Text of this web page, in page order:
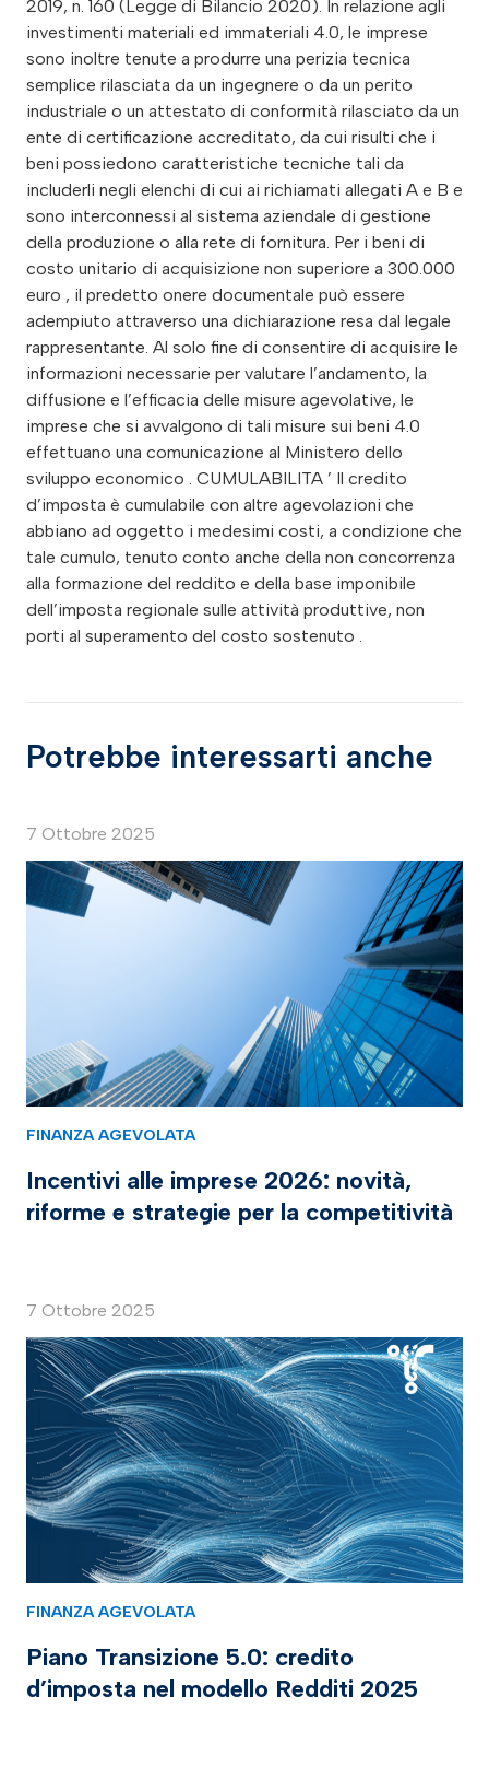
2019, n. 160 (Legge di Bilancio 2020). In relazione agli
investimenti materiali ed immateriali 4.0, le imprese
sono inoltre tenute a produrre una perizia tecnica
semplice rilasciata da un ingegnere o da un perito
industriale o un attestato di conformità rilasciato da un
ente di certificazione accreditato, da cui risulti che i
beni possiedono caratteristiche tecniche tali da
includerli negli elenchi di cui ai richiamati allegati A e B e
sono interconnessi al sistema aziendale di gestione
della produzione o alla rete di fornitura. Per i beni di
costo unitario di acquisizione non superiore a 300.000
euro , il predetto onere documentale può essere
adempiuto attraverso una dichiarazione resa dal legale
rappresentante. Al solo fine di consentire di acquisire le
informazioni necessarie per valutare l’andamento, la
diffusione e l’efficacia delle misure agevolative, le
imprese che si avvalgono di tali misure sui beni 4.0
effettuano una comunicazione al Ministero dello
sviluppo economico . CUMULABILITA ’ Il credito
d’imposta è cumulabile con altre agevolazioni che
abbiano ad oggetto i medesimi costi, a condizione che
tale cumulo, tenuto conto anche della non concorrenza
alla formazione del reddito e della base imponibile
dell’imposta regionale sulle attività produttive, non
porti al superamento del costo sostenuto .
Potrebbe interessarti anche
7 Ottobre 2025
FINANZA AGEVOLATA
Incentivi alle imprese 2026: novità,
riforme e strategie per la competitività
7 Ottobre 2025
FINANZA AGEVOLATA
Piano Transizione 5.0: credito
d’imposta nel modello Redditi 2025